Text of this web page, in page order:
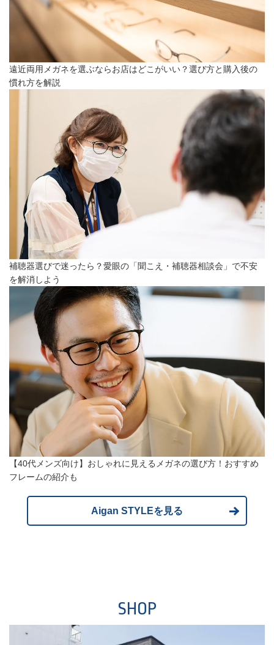
遠近両用メガネを選ぶならお店はどこがいい？選び方と購入後の
慣れ方を解説
補聴器選びで迷ったら？愛眼の「聞こえ・補聴器相談会」で不安
を解消しよう
【40代メンズ向け】おしゃれに見えるメガネの選び方！おすすめ
フレームの紹介も
Aigan STYLEを見る
SHOP